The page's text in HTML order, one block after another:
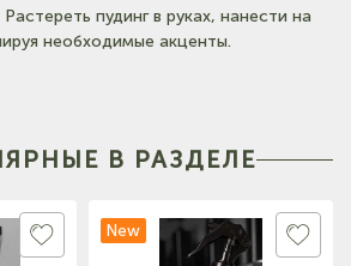
Растереть пудинг в руках, нанести на
необходимые акценты.
В РАЗДЕЛЕ
New